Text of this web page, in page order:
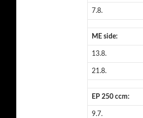
7.8.
ME side:
13.8.
21.8.
EP 250 ccm:
9.7.